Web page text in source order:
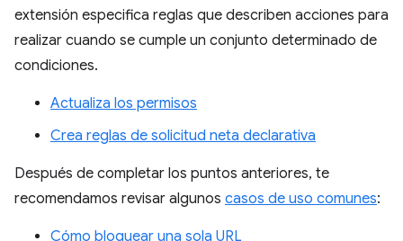
extensión especifica reglas que describen acciones para
realizar cuando se cumple un conjunto determinado de
condiciones.
Actualiza los permisos
Crea reglas de solicitud neta declarativa
Después de completar los puntos anteriores, te
recomendamos revisar algunos casos de uso comunes:
Cómo bloquear una sola URL